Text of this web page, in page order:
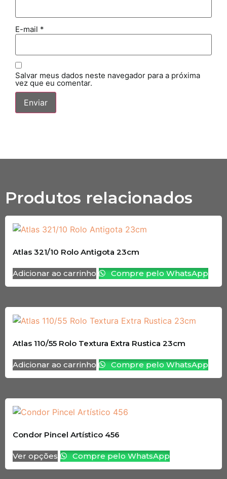
E-mail *
Salvar meus dados neste navegador para a próxima
vez que eu comentar.
Produtos relacionados
Atlas 321/10 Rolo Antigota 23cm
Adicionar ao carrinho Compre pelo WhatsApp
Atlas 110/55 Rolo Textura Extra Rustica 23cm
Adicionar ao carrinho Compre pelo WhatsApp
Condor Pincel Artístico 456
Ver opções Compre pelo WhatsApp